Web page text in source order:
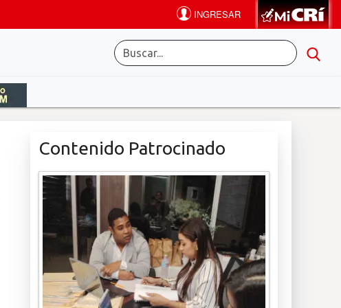
Contenido Patrocinado